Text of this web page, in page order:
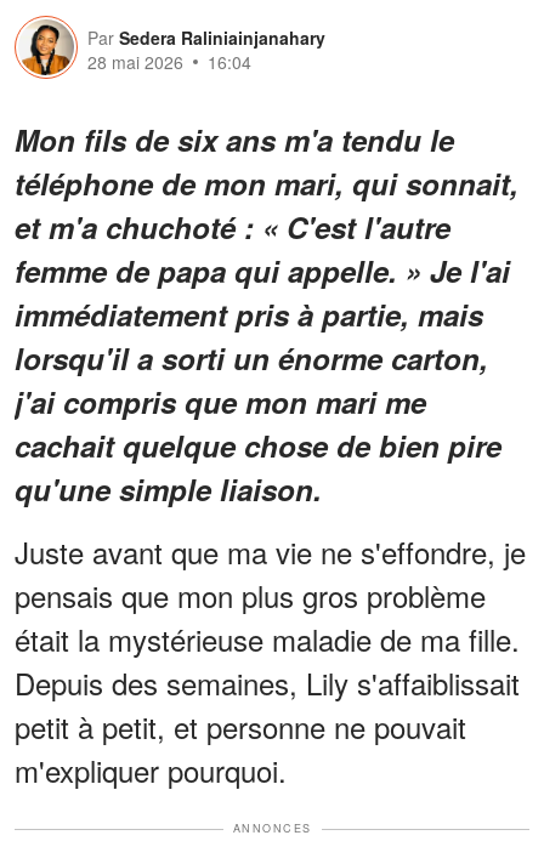
Par Sedera Raliniainjanahary
28 mai 2026
16:04
Mon fils de six ans m'a tendu le
téléphone de mon mari, qui sonnait,
et m'a chuchoté : « C'est l'autre
femme de papa qui appelle. » Je l'ai
immédiatement pris à partie, mais
lorsqu'il a sorti un énorme carton,
j'ai compris que mon mari me
cachait quelque chose de bien pire
qu'une simple liaison.
Juste avant que ma vie ne s'effondre, je
pensais que mon plus gros problème
était la mystérieuse maladie de ma fille.
Depuis des semaines, Lily s'affaiblissait
petit à petit, et personne ne pouvait
m'expliquer pourquoi.
ANNONCES